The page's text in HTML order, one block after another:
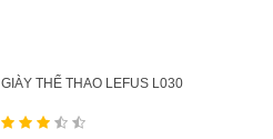
GIÀY THỂ THAO LEFUS L030